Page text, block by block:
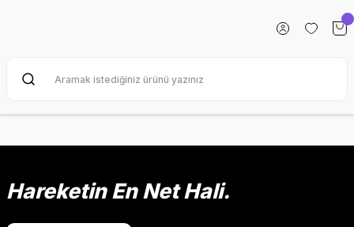
Hareketin En Net Hali.